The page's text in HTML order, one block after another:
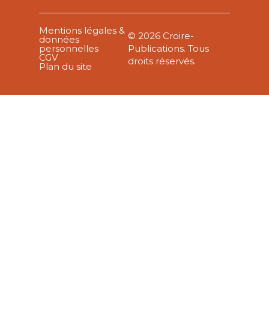
Mentions légales &
données
personnelles
CGV
Plan du site
© 2026 Croire-
Publications. Tous
droits réservés.